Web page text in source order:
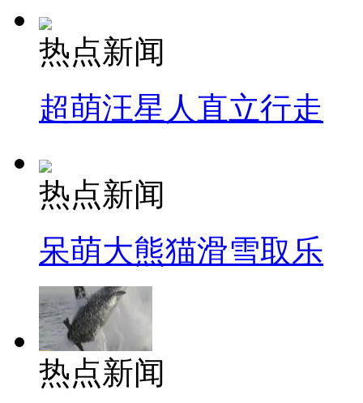
热点新闻
超萌汪星人直立行走
热点新闻
呆萌大熊猫滑雪取乐
热点新闻